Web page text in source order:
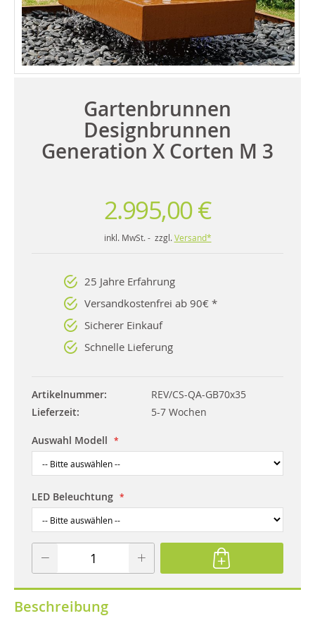
Gartenbrunnen
Designbrunnen
Generation X Corten M 3
2.995,00 €
inkl. MwSt. - zzgl. Versand*
25 Jahre Erfahrung
Versandkostenfrei ab 90€ *
Sicherer Einkauf
Schnelle Lieferung
Artikelnummer
REV/CS-QA-GB70x35
Lieferzeit
5-7 Wochen
Auswahl Modell
LED Beleuchtung
Beschreibung